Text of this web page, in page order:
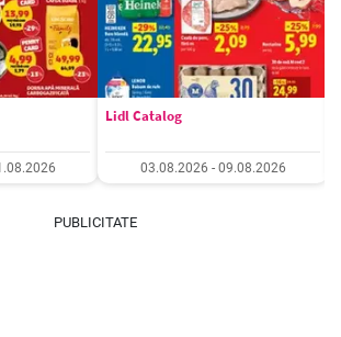
Lidl Catalog
03.08.2026 - 09.08.2026
PUBLICITATE